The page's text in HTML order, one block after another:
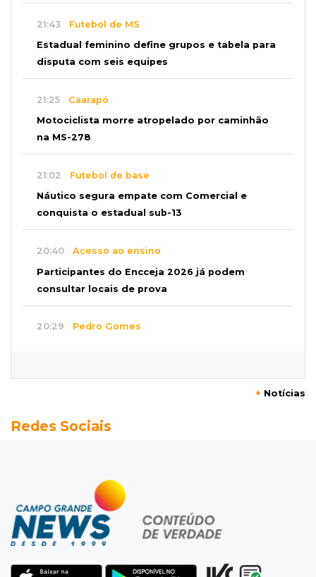
21:43 Futebol de MS
Estadual feminino define grupos e tabela para
disputa com seis equipes
21:25 Caarapó
Motociclista morre atropelado por caminhão
na MS-278
21:02 Futebol de base
Náutico segura empate com Comercial e
conquista o estadual sub-13
20:40 Acesso ao ensino
Participantes do Encceja 2026 já podem
consultar locais de prova
20:29 Pedro Gomes
Pantanal treina em Goiânia antes de jogo que
Campeonato Brasileiro
Remo busca empate com Atlético-MG e segue
na zona de rebaixamento
Defesa diz que preso suspeito de sequestro
+ Notícias
Redes Sociais